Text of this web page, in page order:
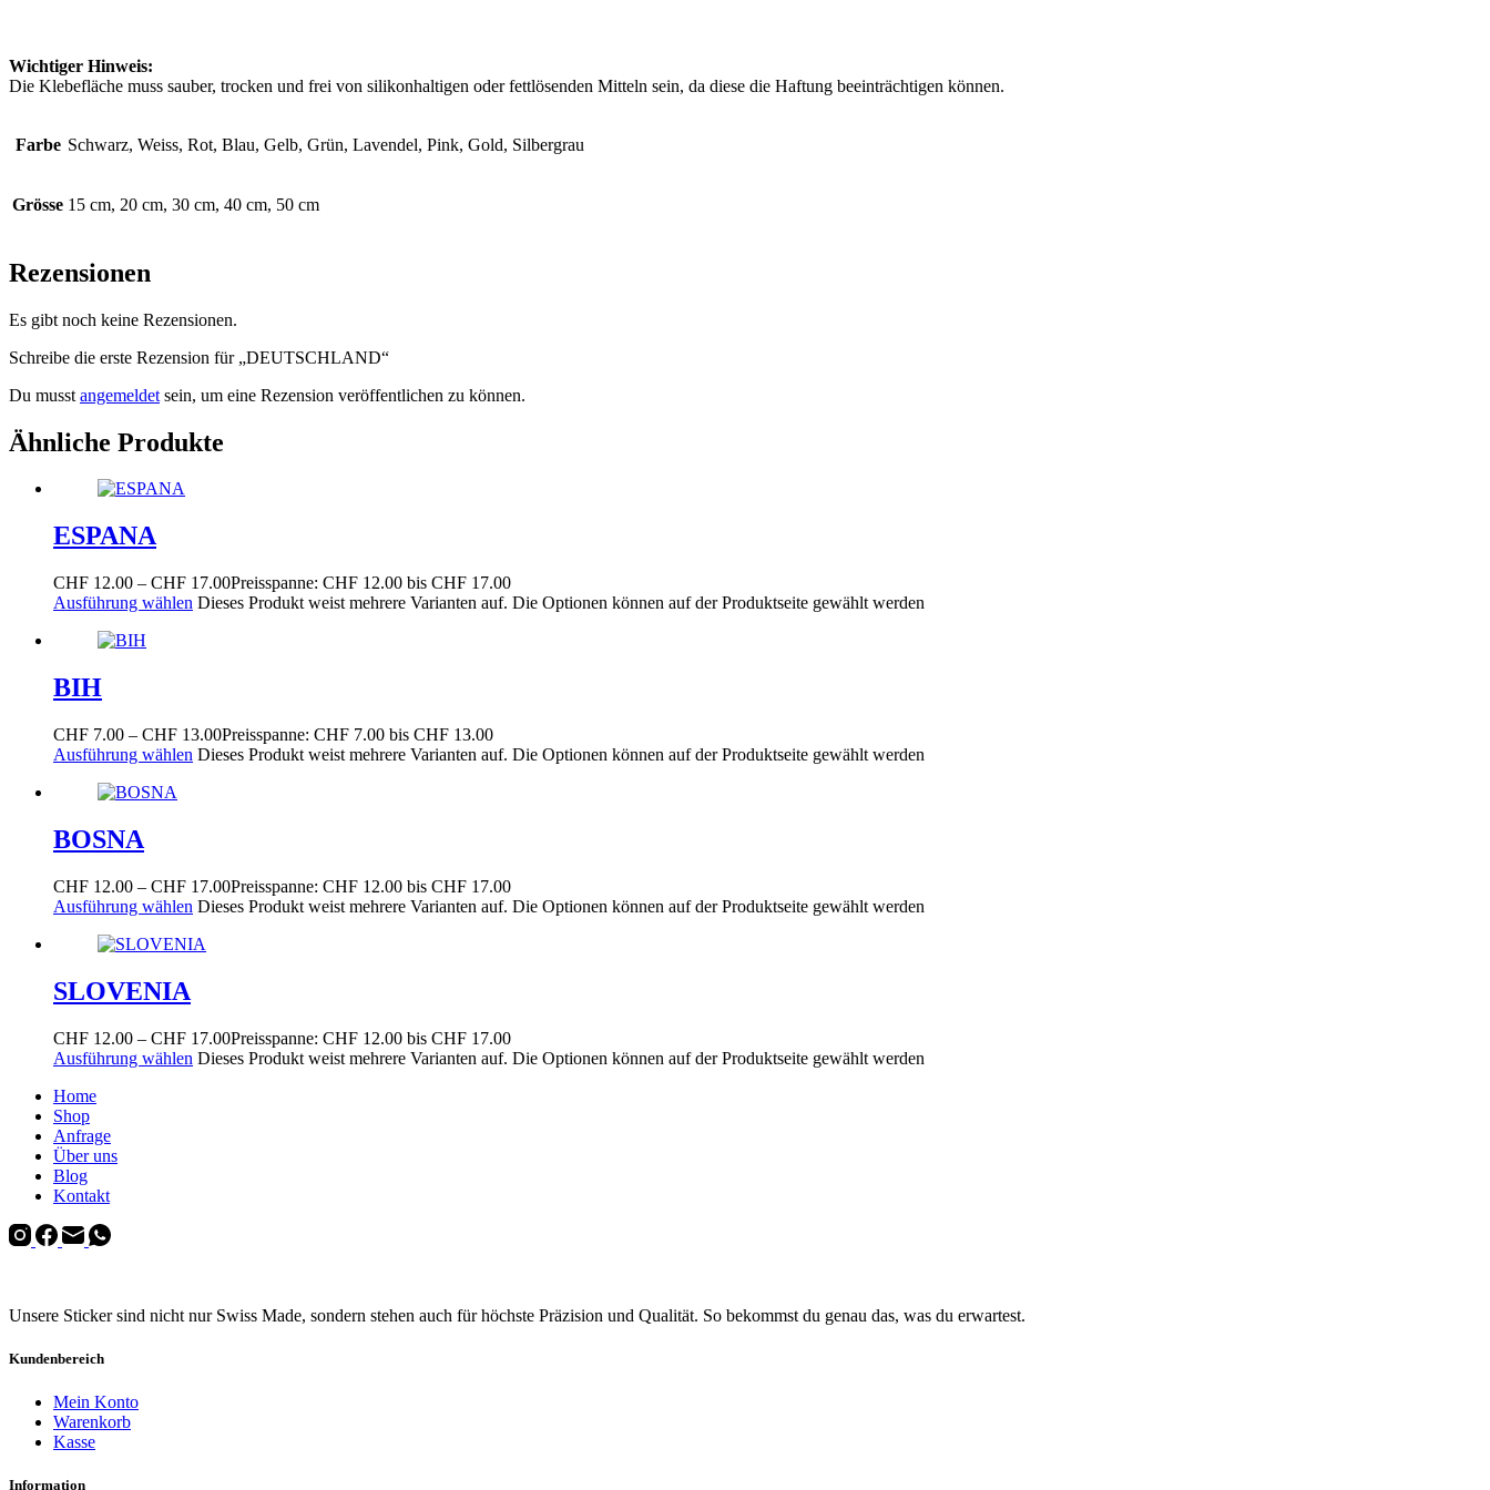
Wichtiger Hinweis:
Die Klebefläche muss sauber, trocken und frei von silikonhaltigen oder fettlösenden Mitteln sein, da diese die Haftung beeinträchtigen können.
Farbe Schwarz, Weiss, Rot, Blau, Gelb, Grün, Lavendel, Pink, Gold, Silbergrau
Grösse 15 cm, 20 cm, 30 cm, 40 cm, 50 cm
Rezensionen
Es gibt noch keine Rezensionen.
Schreibe die erste Rezension für „DEUTSCHLAND“
Du musst angemeldet sein, um eine Rezension veröffentlichen zu können.
Ähnliche Produkte
ESPANA
CHF 12.00 – CHF 17.00Preisspanne: CHF 12.00 bis CHF 17.00
Ausführung wählen Dieses Produkt weist mehrere Varianten auf. Die Optionen können auf der Produktseite gewählt werden
BIH
CHF 7.00 – CHF 13.00Preisspanne: CHF 7.00 bis CHF 13.00
Ausführung wählen Dieses Produkt weist mehrere Varianten auf. Die Optionen können auf der Produktseite gewählt werden
BOSNA
CHF 12.00 – CHF 17.00Preisspanne: CHF 12.00 bis CHF 17.00
Ausführung wählen Dieses Produkt weist mehrere Varianten auf. Die Optionen können auf der Produktseite gewählt werden
SLOVENIA
CHF 12.00 – CHF 17.00Preisspanne: CHF 12.00 bis CHF 17.00
Ausführung wählen Dieses Produkt weist mehrere Varianten auf. Die Optionen können auf der Produktseite gewählt werden
Home
Shop
Anfrage
Über uns
Blog
Kontakt
Unsere Sticker sind nicht nur Swiss Made, sondern stehen auch für höchste Präzision und Qualität. So bekommst du genau das, was du erwartest.
Kundenbereich
Mein Konto
Warenkorb
Kasse
Information